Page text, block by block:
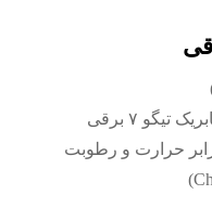
۷ برقی
حرارت و رطوبت